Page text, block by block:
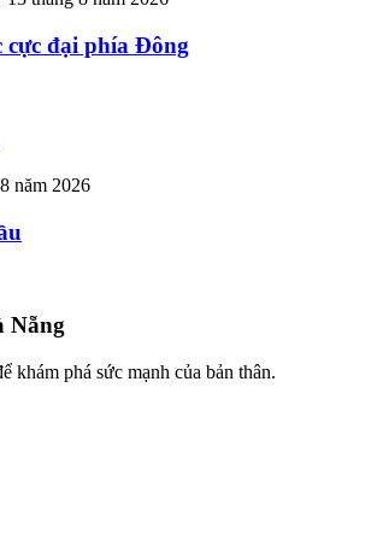
đại phía Đông
năm 2026
Nẵng
khám phá sức mạnh của bản thân.